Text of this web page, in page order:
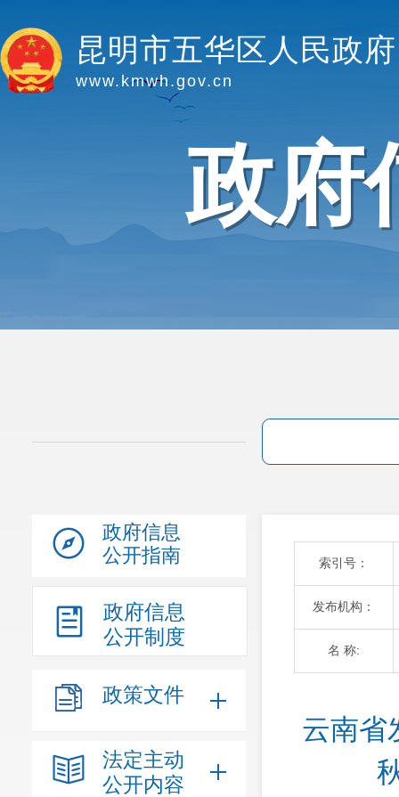
昆明市五华区人民政府
www.kmwh.gov.cn
政府
政府信息
公开指南
政府信息
公开制度
政策文件
法定主动
公开内容
索引号：
发布机构：
名 称:
云南省